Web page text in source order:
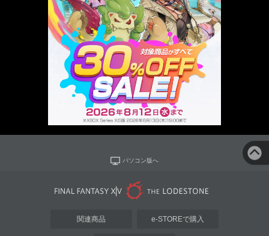
パソコン版へ
関連商品 e-STOREで購入